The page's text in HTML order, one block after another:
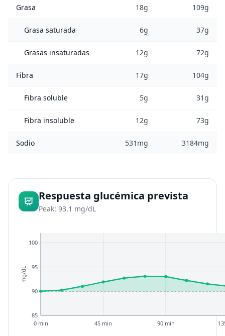
Grasa 18g 109g
Grasa saturada 6g 37g
Grasas insaturadas 12g 72g
Fibra 17g 104g
Fibra soluble 5g 31g
Fibra insoluble 12g 73g
Sodio 531mg 3184mg
Respuesta glucémica prevista
Peak: 93.1 mg/dL
85
90
95
100
0 min 45 min 90 min
mg/dL